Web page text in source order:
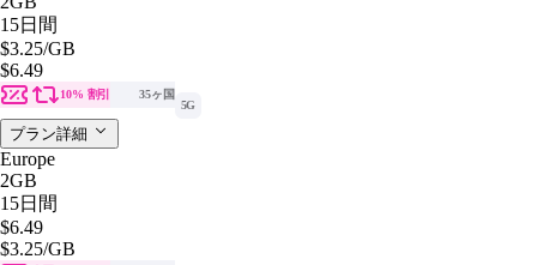
15日間
$3.25/GB
$6.49
10% 割引
35ヶ国
5G
プラン詳細
Europe
2GB
15日間
$6.49
$3.25/GB